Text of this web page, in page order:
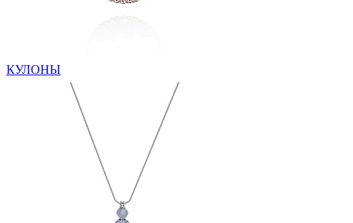
КУЛОНЫ